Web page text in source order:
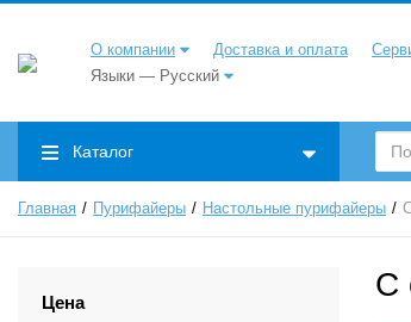
О компании Доставка и оплата
Языки — Русский
Каталог
Главная Пурифайеры Настольные пурифайеры
Цена С